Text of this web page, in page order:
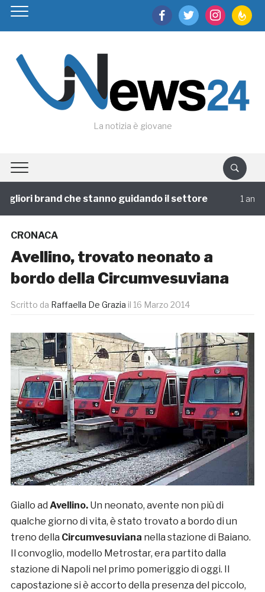
facebooktwitter instagram
La notizia è giovane
brand che stanno guidando il settore 1 annofa
CRONACA
Avellino, trovato neonato a
bordo della Circumvesuviana
Scritto da Raffaella De Grazia il 16 Marzo 2014
Giallo ad Avellino.Un neonato, avente non più di
qualche giorno di vita, è stato trovato a bordo di un
treno della Circumvesuviana nella stazione di Baiano.
Il convoglio, modello Metrostar, era partito dalla
stazione di Napoli nel primo pomeriggio di oggi. Il
capostazione si è accorto della presenza del piccolo,